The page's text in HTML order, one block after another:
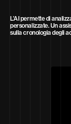
L’AI permette di
personalizzate. Un
sulla cronologia degli